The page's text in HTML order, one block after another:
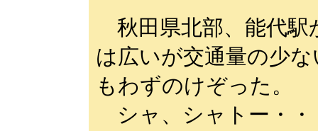
秋田県北部、能代駅
は広いが交通量の少
もわずのけぞった。
シャ、シャトー・・